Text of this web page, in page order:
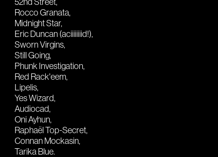
Actors
Branding
Audio Identity
Music Supervising
Composing
Brands
Rocco Granata,
Midnight Star,
Eric Duncan (aciiiiiiiid!),
Sworn Virgins,
Still Going,
Phunk Investigation,
Red Rack'eem,
Lipelis,
Yes Wizard,
Audiocad,
Oni Ayhun,
Raphaël Top-Secret,
Connan Mockasin,
Tarika Blue.